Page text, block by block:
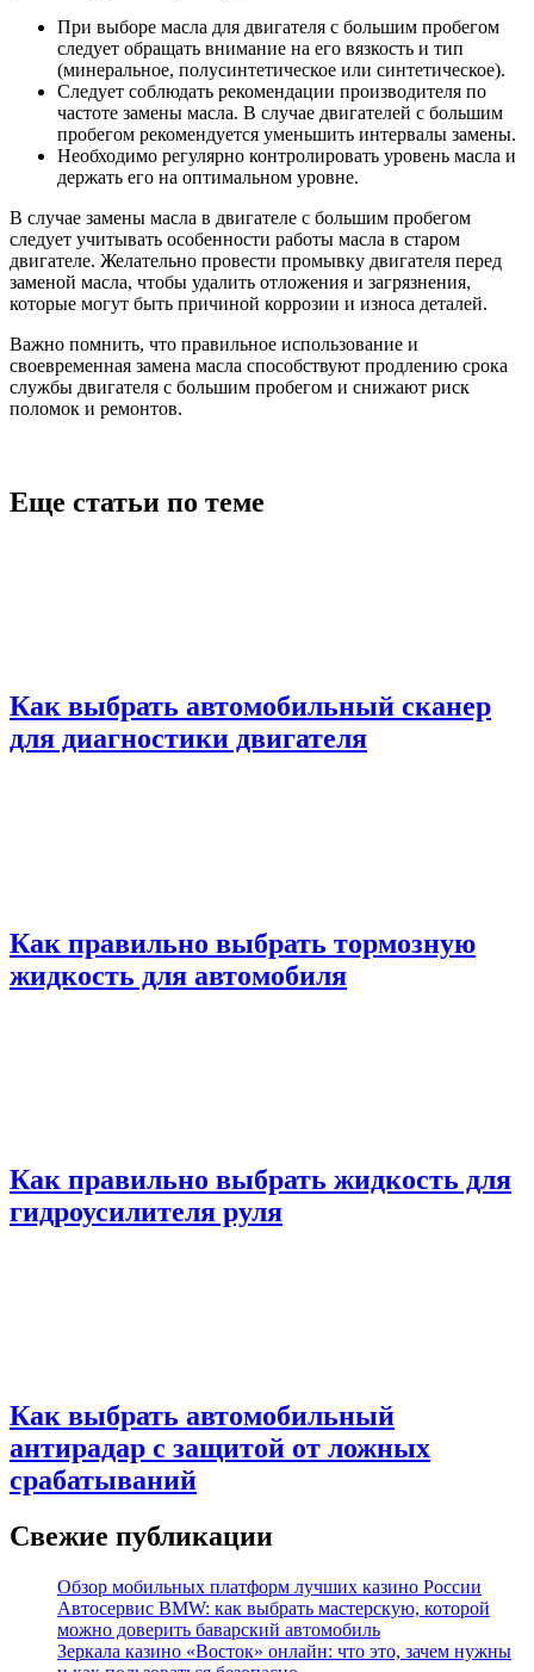
При выборе масла для двигателя с большим пробегом
следует обращать внимание на его вязкость и тип
(минеральное, полусинтетическое или синтетическое).
Следует соблюдать рекомендации производителя по
частоте замены масла. В случае двигателей с большим
пробегом рекомендуется уменьшить интервалы замены.
Необходимо регулярно контролировать уровень масла и
держать его на оптимальном уровне.
В случае замены масла в двигателе с большим пробегом
следует учитывать особенности работы масла в старом
двигателе. Желательно провести промывку двигателя перед
заменой масла, чтобы удалить отложения и загрязнения,
которые могут быть причиной коррозии и износа деталей.
Важно помнить, что правильное использование и
своевременная замена масла способствуют продлению срока
службы двигателя с большим пробегом и снижают риск
поломок и ремонтов.
Еще статьи по теме
Как выбрать автомобильный сканер
для диагностики двигателя
Как правильно выбрать тормозную
жидкость для автомобиля
Как правильно выбрать жидкость для
гидроусилителя руля
Как выбрать автомобильный
антирадар с защитой от ложных
срабатываний
Свежие публикации
Обзор мобильных платформ лучших казино России
Автосервис BMW: как выбрать мастерскую, которой
можно доверить баварский автомобиль
Зеркала казино «Восток» онлайн: что это, зачем нужны